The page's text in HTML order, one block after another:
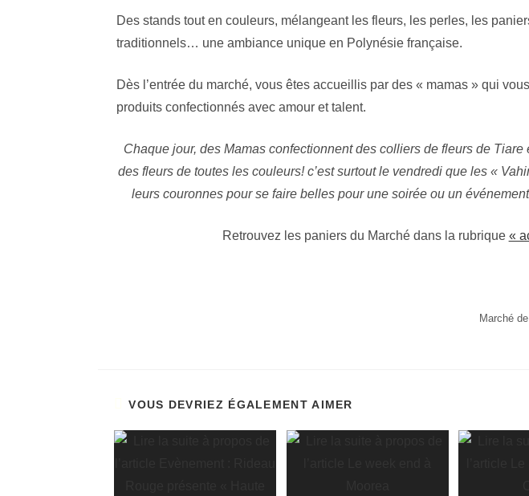
Des stands tout en couleurs, mélangeant les fleurs, les perles, les
traditionnels… une ambiance unique en Polynésie française.
Dès l’entrée du marché, vous êtes accueillis par des « mamas » qui
produits confectionnés avec amour et talent.
Chaque jour, des Mamas confectionnent des colliers de fleurs de Tiare
des fleurs de toutes les couleurs! c’est surtout le vendredi que les «
leurs couronnes pour se faire belles pour une soirée ou un
Retrouvez les paniers du Marché dans la rubrique «
Marché
VOUS DEVRIEZ ÉGALEMENT AIMER